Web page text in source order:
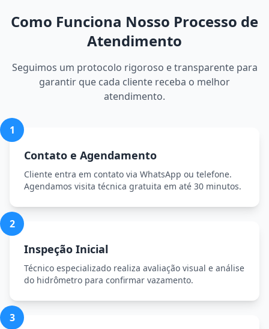
Como Funciona Nosso Processo de
Atendimento
Seguimos um protocolo rigoroso e transparente para
garantir que cada cliente receba o melhor
atendimento.
1
Contato e Agendamento
Cliente entra em contato via WhatsApp ou telefone.
Agendamos visita técnica gratuita em até 30 minutos.
2
Inspeção Inicial
Técnico especializado realiza avaliação visual e análise
do hidrômetro para confirmar vazamento.
3